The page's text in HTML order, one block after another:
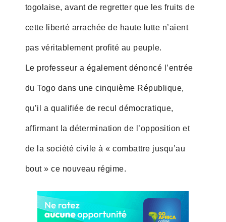
togolaise, avant de regretter que les fruits de
cette liberté arrachée de haute lutte n’aient
pas véritablement profité au peuple.
Le professeur a également dénoncé l’entrée
du Togo dans une cinquième République,
qu’il a qualifiée de recul démocratique,
affirmant la détermination de l’opposition et
de la société civile à « combattre jusqu’au
bout » ce nouveau régime.